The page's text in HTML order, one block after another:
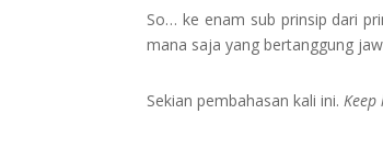
So… ke enam sub prinsip dari
mana saja yang bertanggung
Sekian pembahasan kali ini.